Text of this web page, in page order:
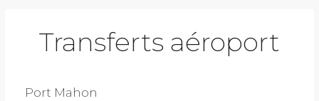
Transferts aéroport
Port Mahon